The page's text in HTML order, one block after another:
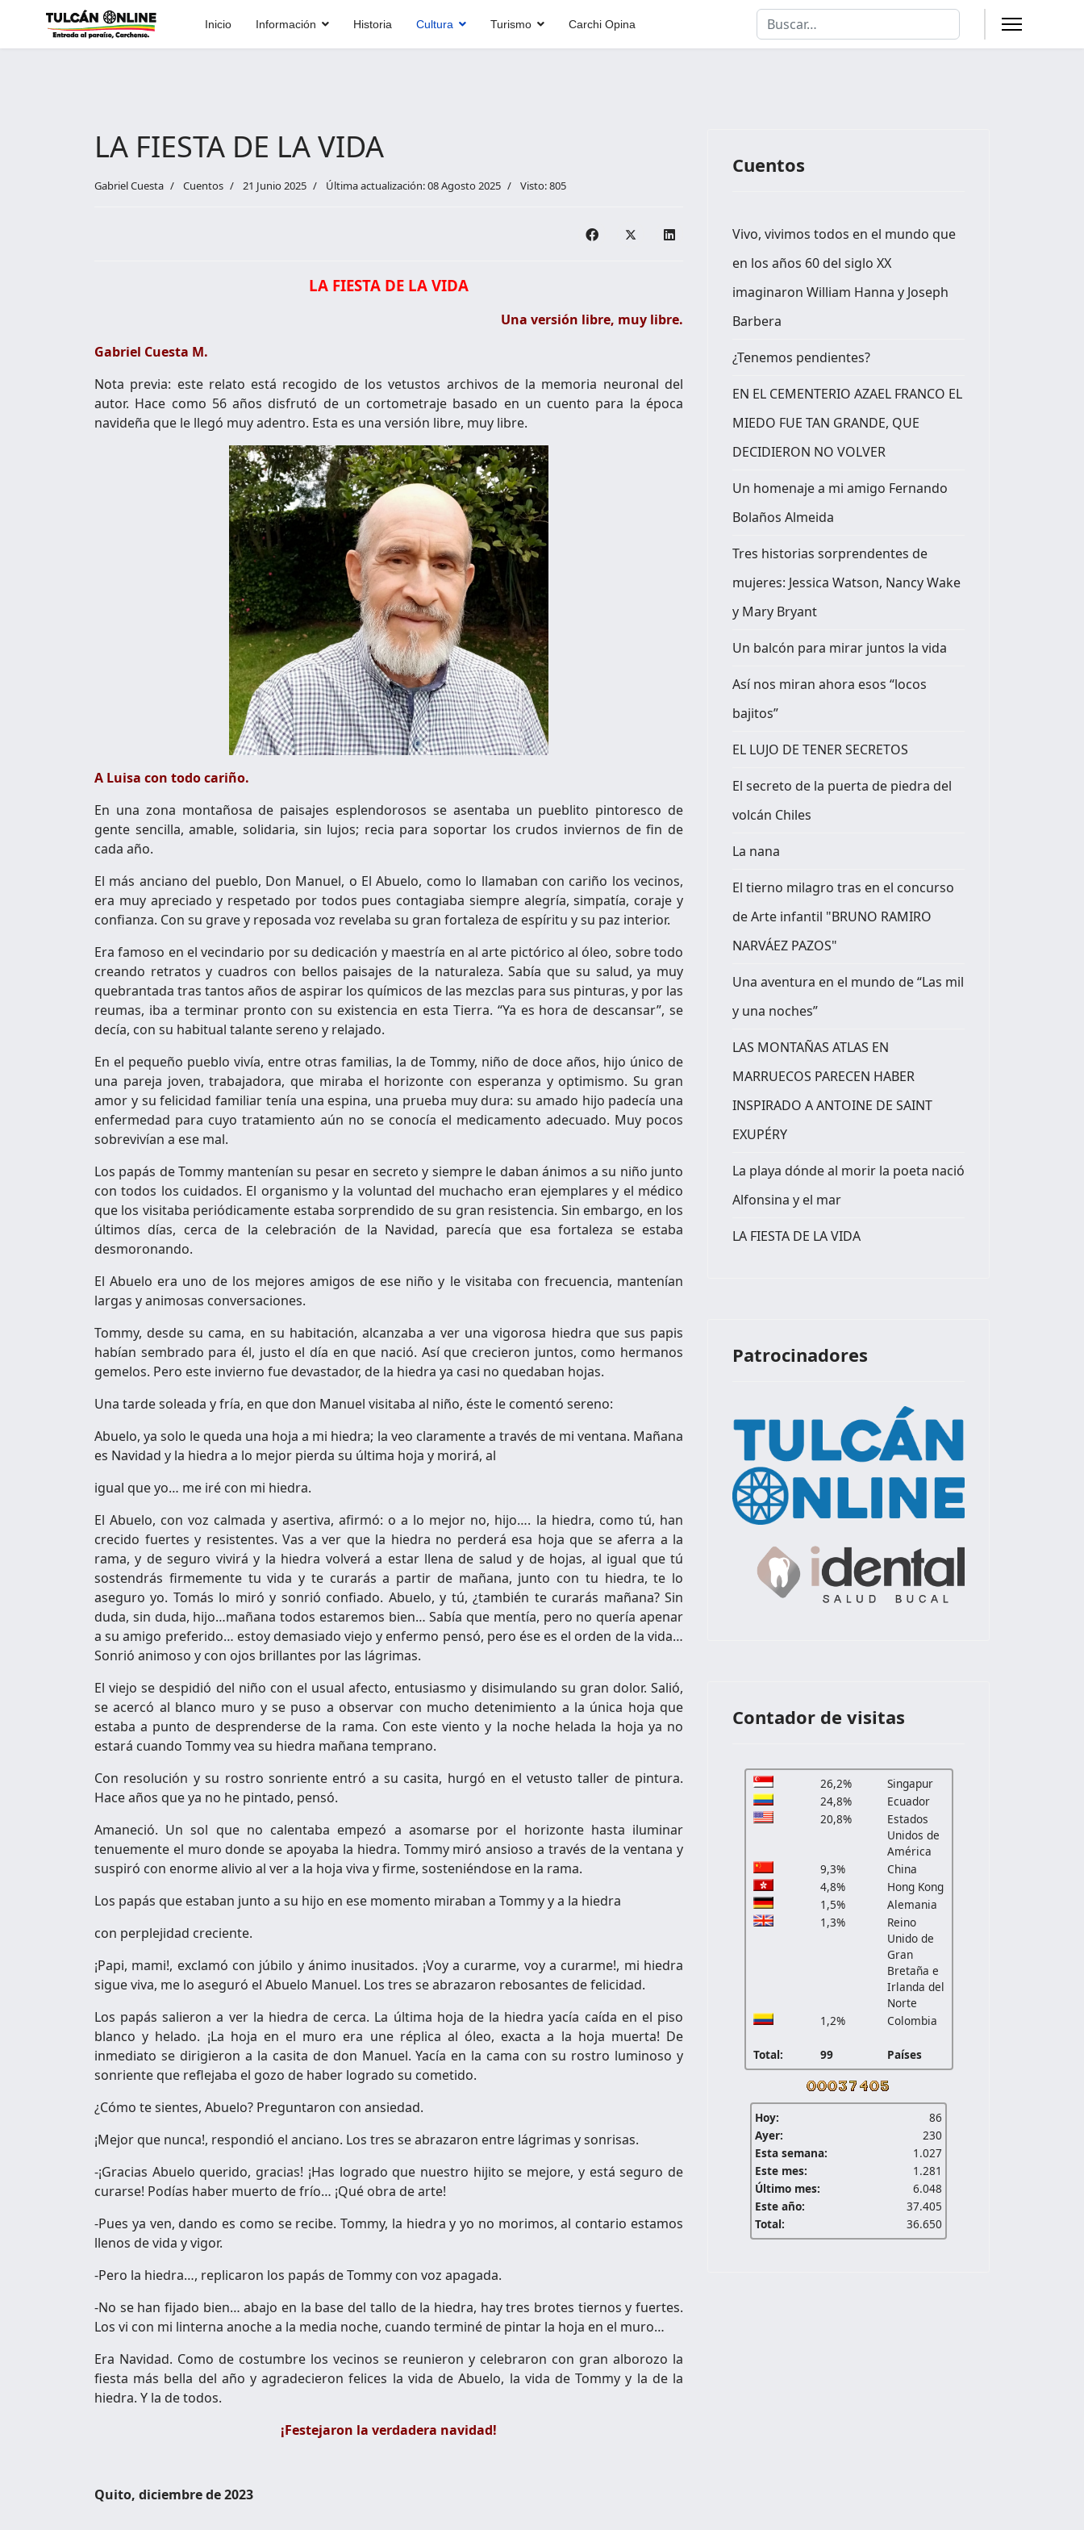
Inicio Información Historia Cultura Turismo Carchi Opina
Buscar
Type 2 or more characters for results.
LA FIESTA DE LA VIDA
Gabriel Cuesta Cuentos 21 Junio 2025 Última actualización: 08 Agosto 2025 Visto: 805
LA FIESTA DE LA VIDA
Una versión libre, muy libre.
Gabriel Cuesta M.
Nota previa: este relato está recogido de los vetustos archivos de la memoria neuronal del
autor. Hace como 56 años disfrutó de un cortometraje basado en un cuento para la época
navideña que le llegó muy adentro. Esta es una versión libre, muy libre.
A Luisa con todo cariño.
En una zona montañosa de paisajes esplendorosos se asentaba un pueblito pintoresco de
gente sencilla, amable, solidaria, sin lujos; recia para soportar los crudos inviernos de fin de
cada año.
El más anciano del pueblo, Don Manuel, o El Abuelo, como lo llamaban con cariño los vecinos,
era muy apreciado y respetado por todos pues contagiaba siempre alegría, simpatía, coraje y
confianza. Con su grave y reposada voz revelaba su gran fortaleza de espíritu y su paz interior.
Era famoso en el vecindario por su dedicación y maestría en al arte pictórico al óleo, sobre todo
creando retratos y cuadros con bellos paisajes de la naturaleza. Sabía que su salud, ya muy
quebrantada tras tantos años de aspirar los químicos de las mezclas para sus pinturas, y por las
reumas, iba a terminar pronto con su existencia en esta Tierra. “Ya es hora de descansar”, se
decía, con su habitual talante sereno y relajado.
En el pequeño pueblo vivía, entre otras familias, la de Tommy, niño de doce años, hijo único de
una pareja joven, trabajadora, que miraba el horizonte con esperanza y optimismo. Su gran
amor y su felicidad familiar tenía una espina, una prueba muy dura: su amado hijo padecía una
enfermedad para cuyo tratamiento aún no se conocía el medicamento adecuado. Muy pocos
sobrevivían a ese mal.
Los papás de Tommy mantenían su pesar en secreto y siempre le daban ánimos a su niño junto
con todos los cuidados. El organismo y la voluntad del muchacho eran ejemplares y el médico
que los visitaba periódicamente estaba sorprendido de su gran resistencia. Sin embargo, en los
últimos días, cerca de la celebración de la Navidad, parecía que esa fortaleza se estaba
desmoronando.
El Abuelo era uno de los mejores amigos de ese niño y le visitaba con frecuencia, mantenían
largas y animosas conversaciones.
Tommy, desde su cama, en su habitación, alcanzaba a ver una vigorosa hiedra que sus papis
habían sembrado para él, justo el día en que nació. Así que crecieron juntos, como hermanos
gemelos. Pero este invierno fue devastador, de la hiedra ya casi no quedaban hojas.
Una tarde soleada y fría, en que don Manuel visitaba al niño, éste le comentó sereno:
Abuelo, ya solo le queda una hoja a mi hiedra; la veo claramente a través de mi ventana. Mañana
es Navidad y la hiedra a lo mejor pierda su última hoja y morirá, al
igual que yo… me iré con mi hiedra.
El Abuelo, con voz calmada y asertiva, afirmó: o a lo mejor no, hijo…. la hiedra, como tú, han
crecido fuertes y resistentes. Vas a ver que la hiedra no perderá esa hoja que se aferra a la
rama, y de seguro vivirá y la hiedra volverá a estar llena de salud y de hojas, al igual que tú
sostendrás firmemente tu vida y te curarás a partir de mañana, junto con tu hiedra, te lo
aseguro yo. Tomás lo miró y sonrió confiado. Abuelo, y tú, ¿también te curarás mañana? Sin
duda, sin duda, hijo…mañana todos estaremos bien… Sabía que mentía, pero no quería apenar
a su amigo preferido… estoy demasiado viejo y enfermo pensó, pero ése es el orden de la vida…
Sonrió animoso y con ojos brillantes por las lágrimas.
El viejo se despidió del niño con el usual afecto, entusiasmo y disimulando su gran dolor. Salió,
se acercó al blanco muro y se puso a observar con mucho detenimiento a la única hoja que
estaba a punto de desprenderse de la rama. Con este viento y la noche helada la hoja ya no
estará cuando Tommy vea su hiedra mañana temprano.
Con resolución y su rostro sonriente entró a su casita, hurgó en el vetusto taller de pintura.
Hace años que ya no he pintado, pensó.
Amaneció. Un sol que no calentaba empezó a asomarse por el horizonte hasta iluminar
tenuemente el muro donde se apoyaba la hiedra. Tommy miró ansioso a través de la ventana y
suspiró con enorme alivio al ver a la hoja viva y firme, sosteniéndose en la rama.
Los papás que estaban junto a su hijo en ese momento miraban a Tommy y a la hiedra
con perplejidad creciente.
¡Papi, mami!, exclamó con júbilo y ánimo inusitados. ¡Voy a curarme, voy a curarme!, mi hiedra
sigue viva, me lo aseguró el Abuelo Manuel. Los tres se abrazaron rebosantes de felicidad.
Los papás salieron a ver la hiedra de cerca. La última hoja de la hiedra yacía caída en el piso
blanco y helado. ¡La hoja en el muro era une réplica al óleo, exacta a la hoja muerta! De
inmediato se dirigieron a la casita de don Manuel. Yacía en la cama con su rostro luminoso y
sonriente que reflejaba el gozo de haber logrado su cometido.
¿Cómo te sientes, Abuelo? Preguntaron con ansiedad.
¡Mejor que nunca!, respondió el anciano. Los tres se abrazaron entre lágrimas y sonrisas.
-¡Gracias Abuelo querido, gracias! ¡Has logrado que nuestro hijito se mejore, y está seguro de
curarse! Podías haber muerto de frío… ¡Qué obra de arte!
-Pues ya ven, dando es como se recibe. Tommy, la hiedra y yo no morimos, al contario estamos
llenos de vida y vigor.
-Pero la hiedra…, replicaron los papás de Tommy con voz apagada.
-No se han fijado bien… abajo en la base del tallo de la hiedra, hay tres brotes tiernos y fuertes.
Los vi con mi linterna anoche a la media noche, cuando terminé de pintar la hoja en el muro…
Era Navidad. Como de costumbre los vecinos se reunieron y celebraron con gran alborozo la
fiesta más bella del año y agradecieron felices la vida de Abuelo, la vida de Tommy y la de la
hiedra. Y la de todos.
¡Festejaron la verdadera navidad!
Quito, diciembre de 2023
Cuentos
Vivo, vivimos todos en el mundo que
en los años 60 del siglo XX
imaginaron William Hanna y Joseph
Barbera
¿Tenemos pendientes?
EN EL CEMENTERIO AZAEL FRANCO EL
MIEDO FUE TAN GRANDE, QUE
DECIDIERON NO VOLVER
Un homenaje a mi amigo Fernando
Bolaños Almeida
Tres historias sorprendentes de
mujeres: Jessica Watson, Nancy Wake
y Mary Bryant
Un balcón para mirar juntos la vida
Así nos miran ahora esos “locos
bajitos”
EL LUJO DE TENER SECRETOS
El secreto de la puerta de piedra del
volcán Chiles
La nana
El tierno milagro tras en el concurso
de Arte infantil "BRUNO RAMIRO
NARVÁEZ PAZOS"
Una aventura en el mundo de “Las mil
y una noches”
LAS MONTAÑAS ATLAS EN
MARRUECOS PARECEN HABER
INSPIRADO A ANTOINE DE SAINT
EXUPÉRY
La playa dónde al morir la poeta nació
Alfonsina y el mar
LA FIESTA DE LA VIDA
Patrocinadores
Contador de visitas
26,2%
Singapur
24,8%
Ecuador
20,8%
Estados
Unidos de
América
9,3%
China
4,8%
Hong Kong
1,5%
Alemania
1,3%
Reino
Unido de
Gran
Bretaña e
Irlanda del
Norte
1,2%
Colombia
Total: 99 Países
Hoy:
86
Ayer:
230
Esta semana:
1.027
Este mes:
1.281
Último mes:
6.048
Este año:
37.405
Total:
36.650